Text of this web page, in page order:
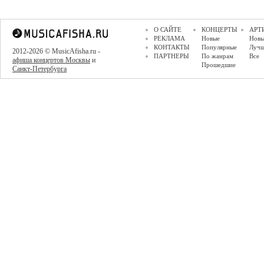
2012-2026 © MusicAfisha.ru -
афиша концертов Москвы и
Санкт-Петербурга
О САЙТЕ
РЕКЛАМА
КОНТАКТЫ
ПАРТНЕРЫ
КОНЦЕРТЫ
Новые
Популярные
По жанрам
Прошедшие
Все